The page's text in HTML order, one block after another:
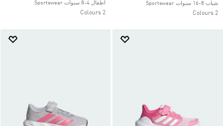
شباب 8-16 سنوات Sportswear
2 Colours
اطفال 4-8 سنوات Sportswear
2 Colours